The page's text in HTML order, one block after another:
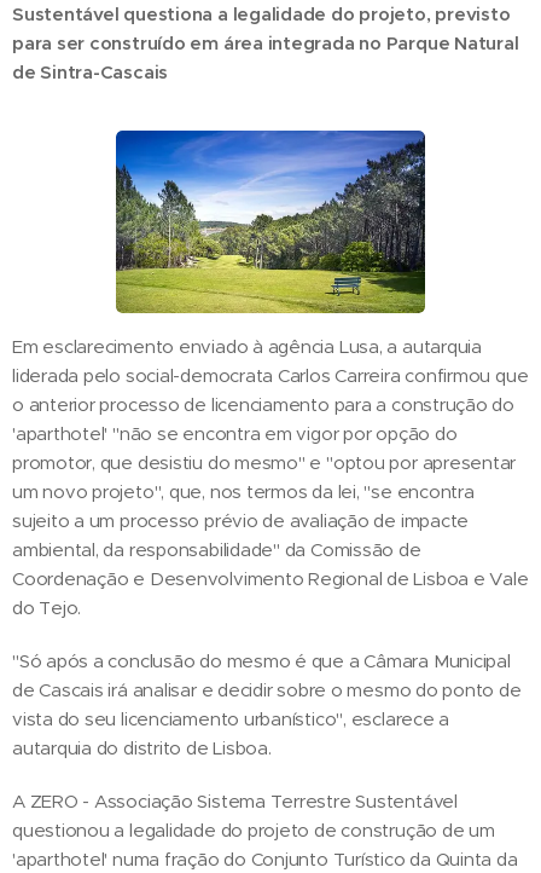
Sustentável questiona a legalidade do projeto, previsto
para ser construído em área integrada no Parque Natural
de Sintra-Cascais
Em esclarecimento enviado à agência Lusa, a autarquia
liderada pelo social-democrata Carlos Carreira confirmou que
o anterior processo de licenciamento para a construção do
'aparthotel' "não se encontra em vigor por opção do
promotor, que desistiu do mesmo" e "optou por apresentar
um novo projeto", que, nos termos da lei, "se encontra
sujeito a um processo prévio de avaliação de impacte
ambiental, da responsabilidade" da Comissão de
Coordenação e Desenvolvimento Regional de Lisboa e Vale
do Tejo.
"Só após a conclusão do mesmo é que a Câmara Municipal
de Cascais irá analisar e decidir sobre o mesmo do ponto de
vista do seu licenciamento urbanístico", esclarece a
autarquia do distrito de Lisboa.
A ZERO - Associação Sistema Terrestre Sustentável
questionou a legalidade do projeto de construção de um
'aparthotel' numa fração do Conjunto Turístico da Quinta da